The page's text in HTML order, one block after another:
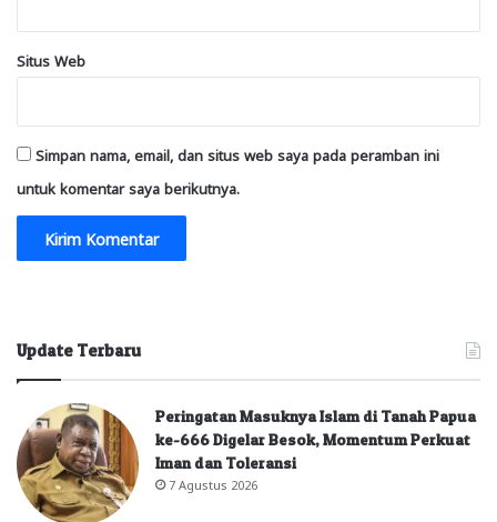
Situs Web
Simpan nama, email, dan situs web saya pada peramban ini
untuk komentar saya berikutnya.
Update Terbaru
Peringatan Masuknya Islam di Tanah Papua
ke-666 Digelar Besok, Momentum Perkuat
Iman dan Toleransi
7 Agustus 2026